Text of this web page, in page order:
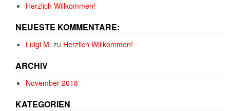
Herzlich Willkommen!
NEUESTE KOMMENTARE:
Luigi M. zu Herzlich Willkommen!
ARCHIV
November 2018
KATEGORIEN